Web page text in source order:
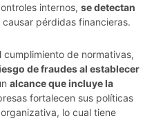
internos, se detectan
pérdidas financieras.
cumplimiento de normativas,
de fraudes al establecer
alcance que incluye la
fortalecen sus políticas
lo cual tiene